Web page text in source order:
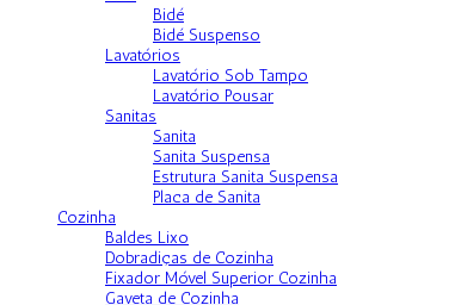
Bidé
Bidé Suspenso
Lavatórios
Lavatório Sob Tampo
Lavatório Pousar
Sanitas
Sanita
Sanita Suspensa
Estrutura Sanita Suspensa
Placa de Sanita
Cozinha
Baldes Lixo
Dobradiças de Cozinha
Fixador Móvel Superior Cozinha
Gaveta de Cozinha